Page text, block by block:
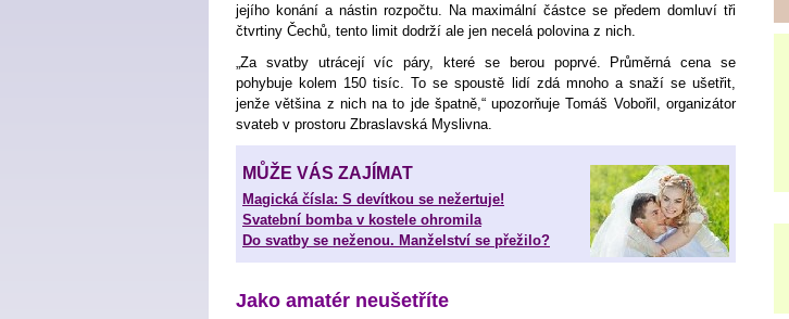
jejího konání a nástin rozpočtu. Na maximální částce se předem domluví tři
čtvrtiny Čechů, tento limit dodrží ale jen necelá polovina z nich.
„Za svatby utrácejí víc páry, které se berou poprvé. Průměrná cena se
pohybuje kolem 150 tisíc. To se spoustě lidí zdá mnoho a snaží se ušetřit,
jenže většina z nich na to jde špatně,“ upozorňuje Tomáš Vobořil, organizátor
svateb v prostoru Zbraslavská Myslivna.
MŮŽE VÁS ZAJÍMAT
Magická čísla: S devítkou se nežertuje!
Svatební bomba v kostele ohromila
Do svatby se neženou. Manželství se přežilo?
Jako amatér neušetříte